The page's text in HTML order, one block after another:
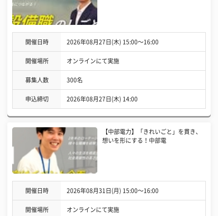
開催日時 2026年08月27日(木) 15:00〜16:00
開催場所 オンラインにて実施
募集人数 300名
申込締切 2026年08月27日(木) 14:00
【中部電力】「きれいごと」を貫き、
想いを形にする！中部電
開催日時 2026年08月31日(月) 15:00〜16:00
開催場所 オンラインにて実施